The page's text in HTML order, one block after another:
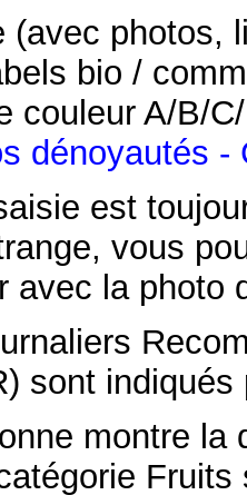
(avec photos,
bio /
couleur A/B/
dénoyautés -
est
vous
avec la photo
sont
montre
Fruits